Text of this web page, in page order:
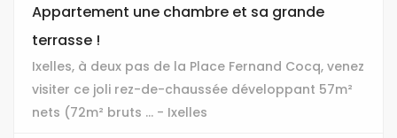
Appartement une chambre et sa grande
terrasse !
Ixelles, à deux pas de la Place Fernand Cocq, venez
visiter ce joli rez-de-chaussée développant 57m²
nets (72m² bruts ... - Ixelles